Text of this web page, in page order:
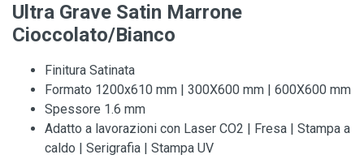
Ultra Grave Satin Marrone
Cioccolato/Bianco
Finitura Satinata
Formato 1200x610 mm | 300X600 mm | 600X600 mm
Spessore 1.6 mm
Adatto a lavorazioni con Laser CO2 | Fresa | Stampa a
caldo | Serigrafia | Stampa UV